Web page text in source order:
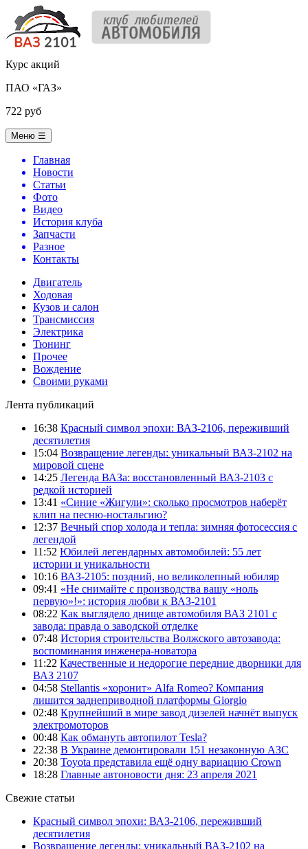
Курс акций
ПАО «ГАЗ»
722 руб
Меню ☰
Главная
Новости
Статьи
Фото
Видео
История клуба
Запчасти
Разное
Контакты
Двигатель
Ходовая
Кузов и салон
Трансмиссия
Электрика
Тюнинг
Прочее
Вождение
Своими руками
Лента публикаций
16:38 Красный символ эпохи: ВАЗ-2106, переживший
десятилетия
15:04 Возвращение легенды: уникальный ВАЗ-2102 на
мировой сцене
14:25 Легенда ВАЗа: восстановленный ВАЗ-2103 с
редкой историей
13:41 «Синие «Жигули»: сколько просмотров наберёт
клип на песню-ностальгию?
12:37 Вечный спор холода и тепла: зимняя фотосессия с
легендой
11:52 Юбилей легендарных автомобилей: 55 лет
истории и уникальности
10:16 ВАЗ-2105: поздний, но великолепный юбиляр
09:41 «Не снимайте с производства вашу «ноль
первую»!»: история любви к ВАЗ-2101
08:22 Как выглядело днище автомобиля ВАЗ 2101 с
завода: правда о заводской отделке
07:48 История строительства Волжского автозавода:
воспоминания инженера-новатора
11:22 Качественные и недорогие передние дворники для
ВАЗ 2107
04:58 Stellantis «хоронит» Alfa Romeo? Компания
лишится заднеприводной платформы Giorgio
02:48 Крупнейший в мире завод дизелей начнёт выпуск
электромоторов
00:48 Как обмануть автопилот Tesla?
22:38 В Украине демонтировали 151 незаконную АЗС
20:38 Toyota представила ещё одну вариацию Crown
18:28 Главные автоновости дня: 23 апреля 2021
Свежие статьи
Красный символ эпохи: ВАЗ-2106, переживший
десятилетия
Возвращение легенды: уникальный ВАЗ-2102 на